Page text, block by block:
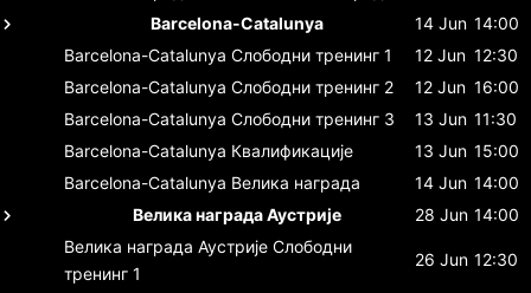
Barcelona-Catalunya
14 Jun 14:00
Barcelona-Catalunya Слободни тренинг 1 12 Jun 12:30
Barcelona-Catalunya Слободни тренинг 2 12 Jun 16:00
Barcelona-Catalunya Слободни тренинг 3 13 Jun 11:30
Barcelona-Catalunya Квалификације 13 Jun 15:00
Barcelona-Catalunya Велика награда 14 Jun 14:00
Велика награда Аустрије
28 Jun 14:00
Велика награда Аустрије Слободни
тренинг 1
26 Jun 12:30